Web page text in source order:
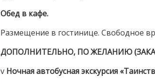
Обед в кафе.
Размещение в гостинице. Свободное
ДОПОЛНИТЕЛЬНО, ПО ЖЕЛАНИЮ
v Ночная автобусная экскурсия